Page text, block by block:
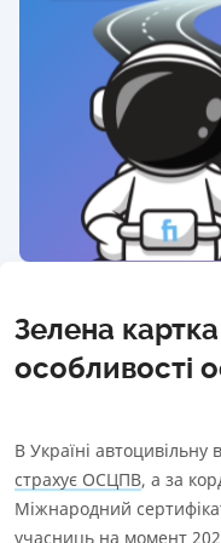
0.27%
Загальні умови
Інформація про агента
Інформація про СК
Інформаційний
Інформація про
1.8MБлогер
Способи оплати
від 26.04.2024
Кількість укладених
91 608
Кількість сплачених
0.49%
Загальні умови
Зелена
особливості
В Україні автоцивільну
страхує ОСЦПВ, а за
Міжнародний
учасниць на момент